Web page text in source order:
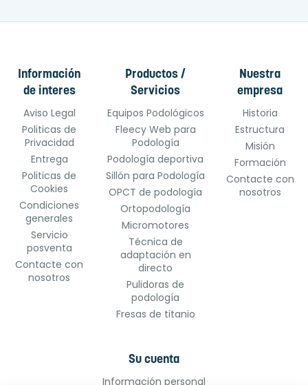
Información
de interes
Aviso Legal
Politicas de
Privacidad
Entrega
Politicas de
Cookies
Condiciones
generales
Servicio
posventa
Contacte con
nosotros
Productos /
Servicios
Equipos Podológicos
Fleecy Web para
Podología
Podología deportiva
Sillón para Podología
OPCT de podología
Ortopodología
Micromotores
Técnica de
adaptación en
directo
Pulidoras de
podología
Fresas de titanio
Nuestra
empresa
Historia
Estructura
Misión
Formación
Contacte con
nosotros
Su cuenta
Información personal